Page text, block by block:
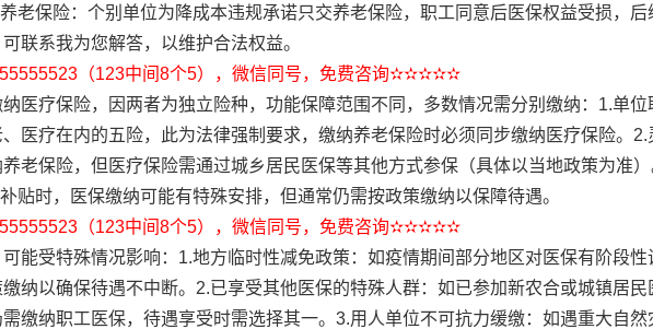
老保险：个别单位为降成本违规承诺只交养老保险，职工同意后医保权益受损，后
联系我为您解答，以维护合法权益。
（123中间8个5），微信同号，免费咨询✫✫✫✫✫
医疗保险，因两者为独立险种，功能保障范围不同，多数情况需分别缴纳：1.单位
医疗在内的五险，此为法律强制要求，缴纳养老保险时必须同步缴纳医疗保险。2.
老保险，但医疗保险需通过城乡居民医保等其他方式参保（具体以当地政策为准）
贴时，医保缴纳可能有特殊安排，但通常仍需按政策缴纳以保障待遇。
（123中间8个5），微信同号，免费咨询✫✫✫✫✫
能受特殊情况影响：1.地方临时性减免政策：如疫情期间部分地区对医保有阶段性
纳以确保待遇不中断。2.已享受其他医保的特殊人群：如已参加新农合或城镇居民
缴纳职工医保，待遇享受时需选择其一。3.用人单位不可抗力缓缴：如遇重大自然